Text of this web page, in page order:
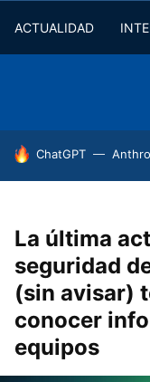
ACTUALIDAD
HOY SE HABLA DE
ChatGPT
La última
seguridad
(sin avisar)
conocer
equipos